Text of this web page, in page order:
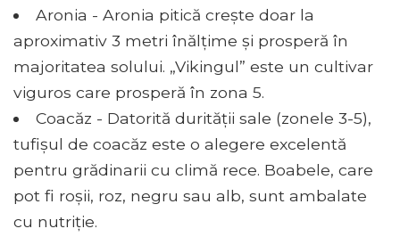
Aronia - Aronia pitică crește doar la
aproximativ 3 metri înălțime și prosperă în
majoritatea solului. „Vikingul” este un cultivar
viguros care prosperă în zona 5.
Coacăz - Datorită durității sale (zonele 3-5),
tufișul de coacăz este o alegere excelentă
pentru grădinarii cu climă rece. Boabele, care
pot fi roșii, roz, negru sau alb, sunt ambalate
cu nutriție.